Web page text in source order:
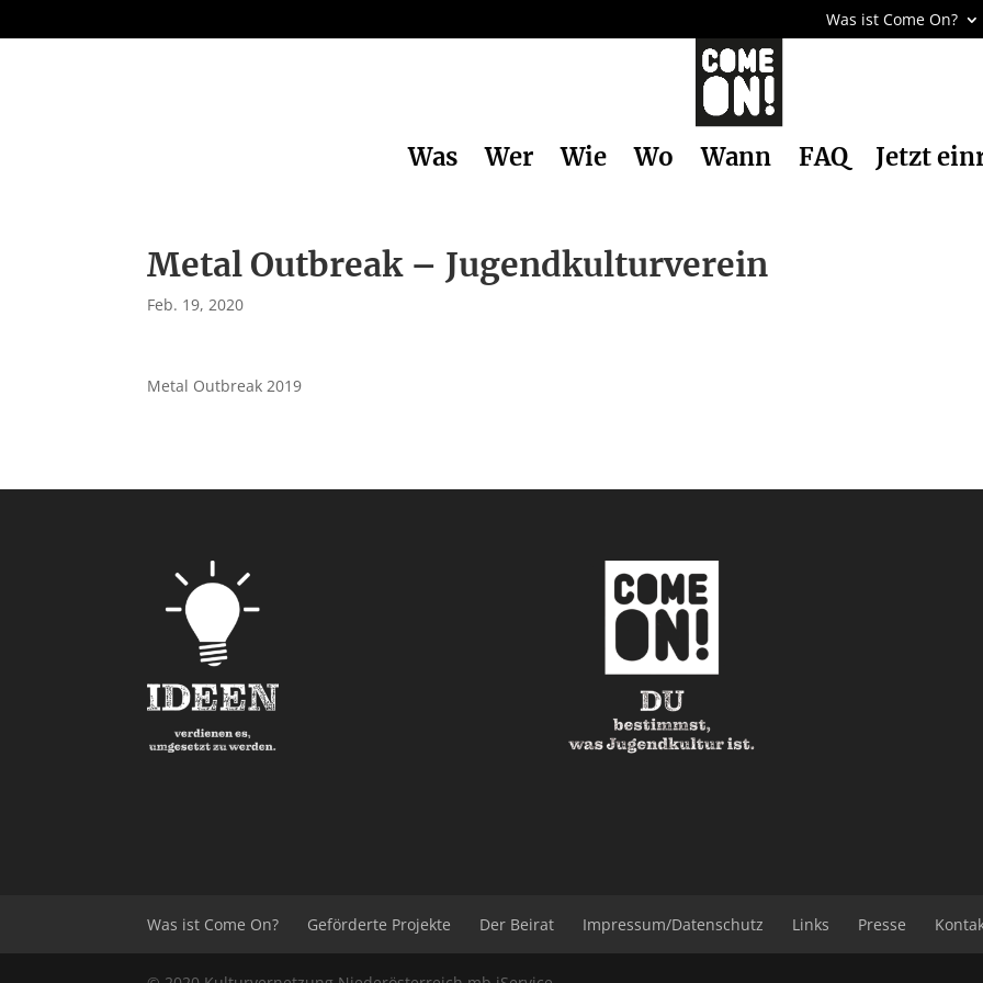
Was ist Come On?
Was Wer Wie Wo Wann FAQ Jetzt
Metal Outbreak – Jugendkulturverein
Feb. 19, 2020
Metal Outbreak 2019
Was ist Come On? Geförderte Projekte Der Beirat Impressum/Datenschutz Links Presse